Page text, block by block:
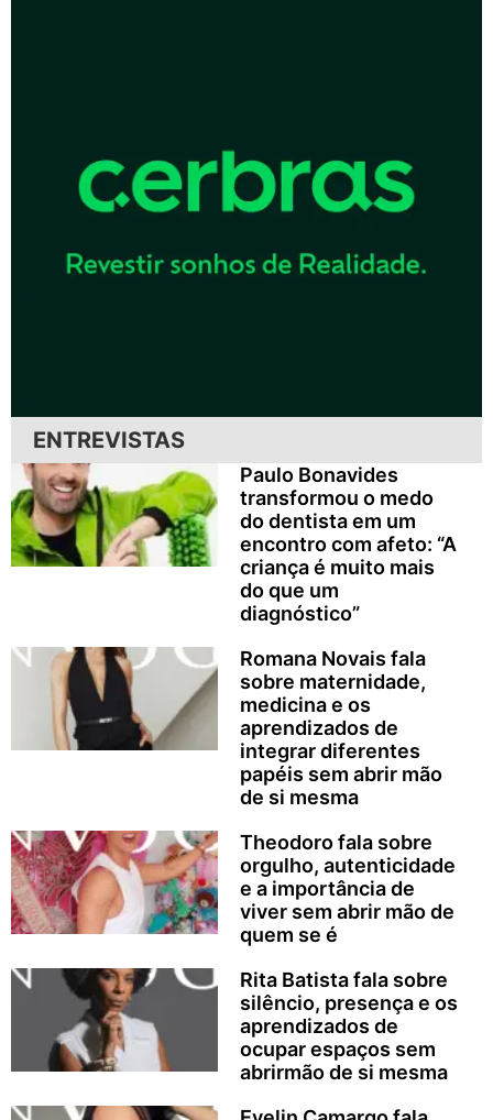
ENTREVISTAS
Paulo Bonavides
transformou o medo
do dentista em um
encontro com afeto: “A
criança é muito mais
do que um
diagnóstico”
Romana Novais fala
sobre maternidade,
medicina e os
aprendizados de
integrar diferentes
papéis sem abrir mão
de si mesma
Theodoro fala sobre
orgulho, autenticidade
e a importância de
viver sem abrir mão de
quem se é
Rita Batista fala sobre
silêncio, presença e os
aprendizados de
ocupar espaços sem
abrirmão de si mesma